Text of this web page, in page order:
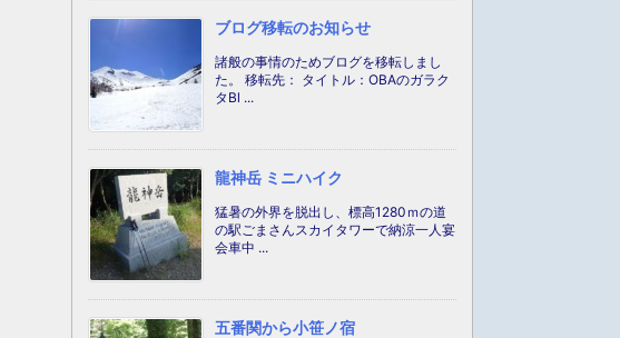
ブログ移転のお知らせ
諸般の事情のためブログを移転しまし
た。 移転先： タイトル：OBAのガラク
タBl ...
龍神岳 ミニハイク
猛暑の外界を脱出し、標高1280ｍの道
の駅ごまさんスカイタワーで納涼一人宴
会車中 ...
五番関から小笹ノ宿